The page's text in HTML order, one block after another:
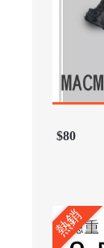
$80
熱銷